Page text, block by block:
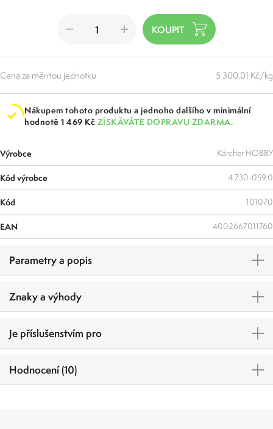
Cena za měrnou jednotku 5 300,01 Kč/kg
Nákupem tohoto produktu a jednoho dalšího v minimální
hodnotě 1 469 Kč ZÍSKÁVÁTE DOPRAVU ZDARMA.
Výrobce Kärcher HOBBY
Kód výrobce 4.730-059.0
Kód 101070
EAN 4002667011760
Parametry a popis
Znaky a výhody
Je příslušenstvím pro
Hodnocení (10)